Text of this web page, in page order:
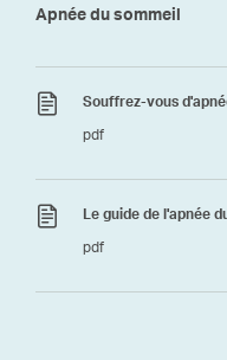
Apnée du sommeil
Souffrez-vous
pdf
Le guide de l'apnée
pdf